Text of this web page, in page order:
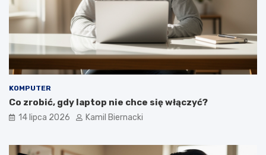
KOMPUTER
Co zrobić, gdy laptop nie chce się włączyć?
14 lipca 2026 Kamil Biernacki